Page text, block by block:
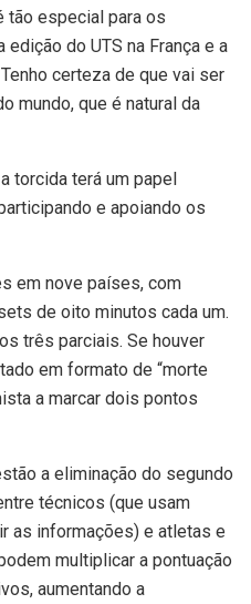
tão especial para os
do UTS na França e a
certeza de que vai ser
mundo, que é natural da
torcida terá um papel
e apoiando os
em nove países, com
de oito minutos cada um.
três parciais. Se houver
em formato de “morte
a marcar dois pontos
a eliminação do segundo
técnicos (que usam
as informações) e atletas e
multiplicar a pontuação
aumentando a